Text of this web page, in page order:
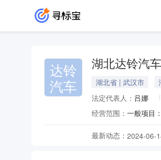
达铃
汽车
湖北达铃汽
湖北省 | 武汉市
法定代表人： 吕娜
经营范围：
最新动态： 2024-06-